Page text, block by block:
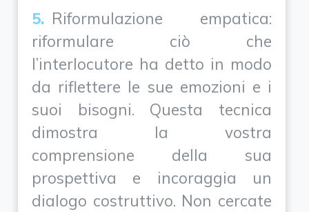
Riformulazione empatica:
riformulare ciò che
l’interlocutore ha detto in modo
da riflettere le sue emozioni e i
suoi bisogni. Questa tecnica
dimostra la vostra
comprensione della sua
prospettiva e incoraggia un
dialogo costruttivo. Non cercate